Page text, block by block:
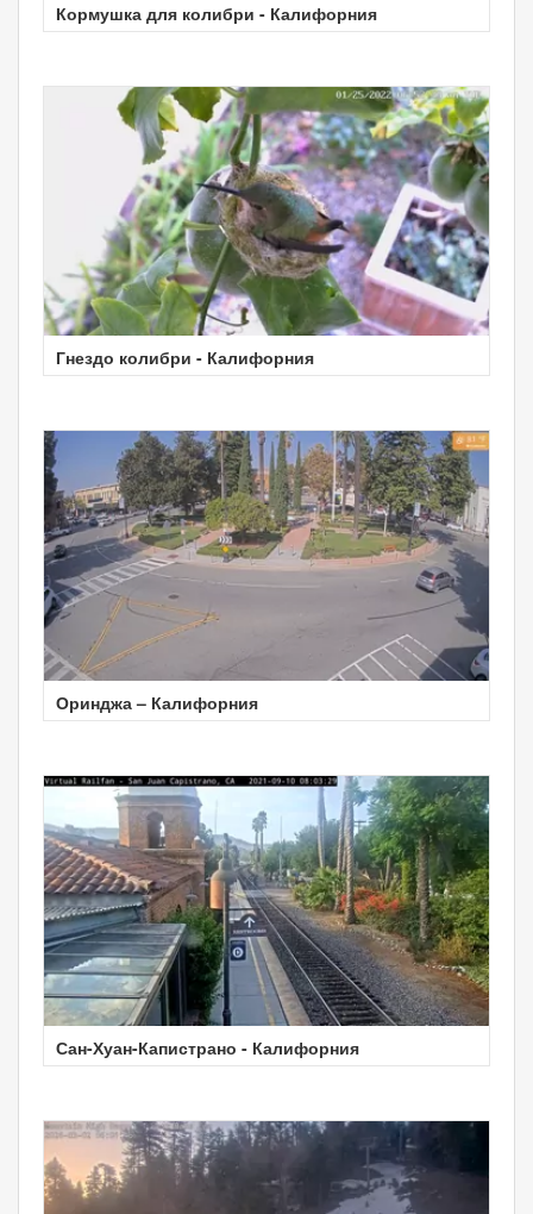
Кормушка для колибри - Калифорния
Гнездо колибри - Калифорния
Оринджа – Калифорния
Сан-Хуан-Капистрано - Калифорния